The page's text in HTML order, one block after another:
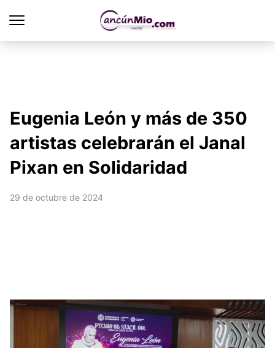
Eugenia León y más de 350
artistas celebrarán el Janal
Pixan en Solidaridad
29 de octubre de 2024